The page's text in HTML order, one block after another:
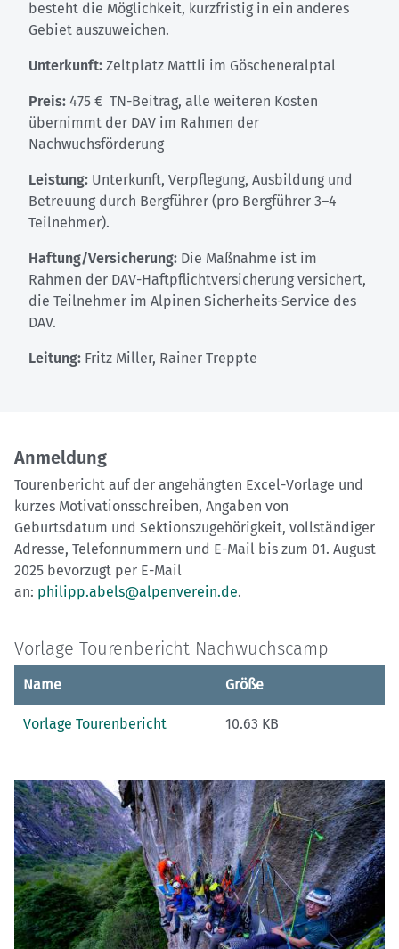
besteht die Möglichkeit, kurzfristig in ein anderes
Gebiet auszuweichen.
Unterkunft: Zeltplatz Mattli im Göscheneralptal
Preis: 475 € TN-Beitrag, alle weiteren Kosten
übernimmt der DAV im Rahmen der
Nachwuchsförderung
Leistung: Unterkunft, Verpflegung, Ausbildung und
Betreuung durch Bergführer (pro Bergführer 3–4
Teilnehmer).
Haftung/Versicherung: Die Maßnahme ist im
Rahmen der DAV-Haftpflichtversicherung versichert,
die Teilnehmer im Alpinen Sicherheits-Service des
DAV.
Leitung: Fritz Miller, Rainer Treppte
Anmeldung
Tourenbericht auf der angehängten Excel-Vorlage und
kurzes Motivationsschreiben, Angaben von
Geburtsdatum und Sektionszugehörigkeit, vollständiger
Adresse, Telefonnummern und E-Mail bis zum 01. August
2025 bevorzugt per E-Mail
an: philipp.abels@alpenverein.de.
Vorlage Tourenbericht Nachwuchscamp
Name Größe
Vorlage Tourenbericht 10.63 KB